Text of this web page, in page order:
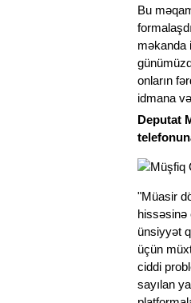
Bu
məkanda
onların
idmana
Deputat
"Müasir
hissəsinə
ünsiyyət
üçün
ciddi
sayılan